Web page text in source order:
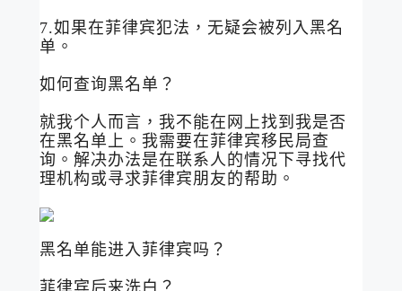
7.如果在菲律宾犯法，无疑会被列入黑名
单。
如何查询黑名单？
就我个人而言，我不能在网上找到我是否
在黑名单上。我需要在菲律宾移民局查
询。解决办法是在联系人的情况下寻找代
理机构或寻求菲律宾朋友的帮助。
黑名单能进入菲律宾吗？
菲律宾后来洗白？